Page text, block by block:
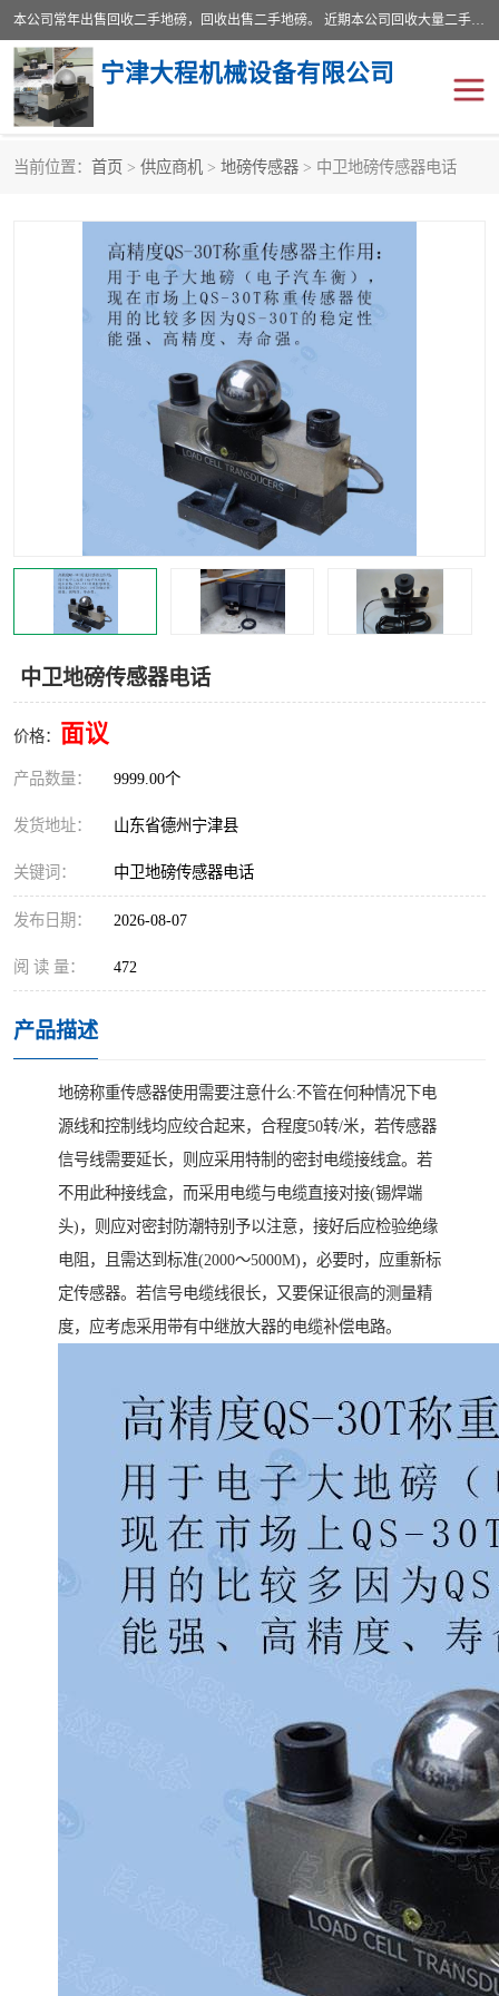
本公司常年出售回收二手地磅，回收出售二手地磅。 近期本公司回收大量二手地磅，型号齐全，宽度从2米到3.5米，长度5米到25米，承重吨位从10到200吨，成色7—9成新。 ? 使用年限6个月至2年，产品来源于个人闲置品，工矿企业停用品，因小换大而来。 精准度和新的一样， 二手地磅是内行人的选择，打个电话就省钱朋友您好等什么
宁津大程机械设备有限公司
当前位置： 首页 > 供应商机 > 地磅传感器 > 中卫地磅传感器电话
中卫地磅传感器电话
价格： 面议
产品数量： 9999.00个
发货地址： 山东省德州宁津县
关键词： 中卫地磅传感器电话
发布日期： 2026-08-07
阅 读 量： 472
产品描述
地磅称重传感器使用需要注意什么:不管在何种情况下电
源线和控制线均应绞合起来，合程度50转/米，若传感器
信号线需要延长，则应采用特制的密封电缆接线盒。若
不用此种接线盒，而采用电缆与电缆直接对接(锡焊端
头)，则应对密封防潮特别予以注意，接好后应检验绝缘
电阻，且需达到标准(2000～5000M)，必要时，应重新标
定传感器。若信号电缆线很长，又要保证很高的测量精
度，应考虑采用带有中继放大器的电缆补偿电路。
地磅传感器 废纸打包机
食品烘干机
全自动输送机
食品螺旋塔
木材撕碎机
塑料撕碎机 金属撕碎机